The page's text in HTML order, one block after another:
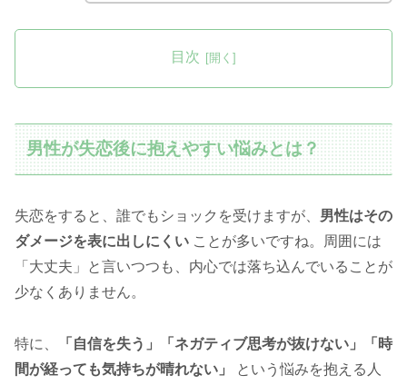
目次
男性が失恋後に抱えやすい悩みとは？
失恋をすると、誰でもショックを受けますが、 男性はその
ダメージを表に出しにくい ことが多いですね。周囲には
「大丈夫」と言いつつも、内心では落ち込んでいることが
少なくありません。
特に、
「自信を失う」「ネガティブ思考が抜けない」「時
間が経っても気持ちが晴れない」
という悩みを抱える人